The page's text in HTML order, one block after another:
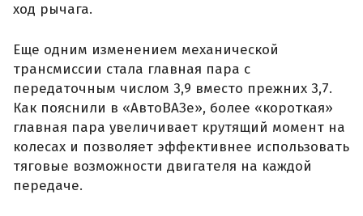
ход рычага.
Еще одним изменением механической
трансмиссии стала главная пара с
передаточным числом 3,9 вместо прежних 3,7.
Как пояснили в «АвтоВАЗе», более «короткая»
главная пара увеличивает крутящий момент на
колесах и позволяет эффективнее использовать
тяговые возможности двигателя на каждой
передаче.